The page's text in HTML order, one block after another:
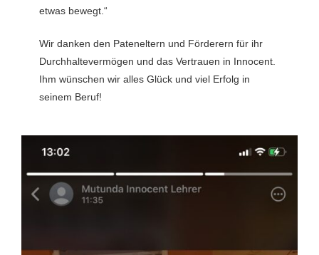
etwas bewegt.“
Wir danken den Pateneltern und Förderern für ihr
Durchhaltevermögen und das Vertrauen in Innocent.
Ihm wünschen wir alles Glück und viel Erfolg in
seinem Beruf!